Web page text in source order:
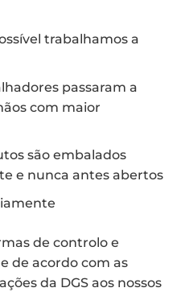
trabalhamos a
passaram a
com maior
são embalados
e nunca antes abertos
de controlo e
de acordo com as
da DGS aos nossos